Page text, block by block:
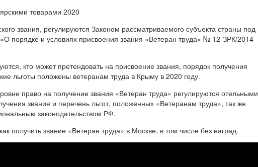
товарами 2020
звания, регулируются Законом рассматриваемого субъекта страны под
порядке и условиях присвоения звания «Ветеран труда» № 12-ЗРК/2014
кто может претендовать на присвоение звания, порядок получения
льготы положены ветеранам труда в Крыму в 2020 году.
право на получение звания «Ветеран труда» регулируются отельными
звания и перечень льгот, положенных «Ветеранам труда», так же
законодательством РФ.
получить звание «Ветеран труда» в Москве, в том числе без наград.